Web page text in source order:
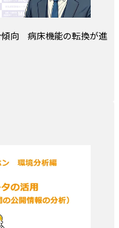
傾向 病床機能の転換が進